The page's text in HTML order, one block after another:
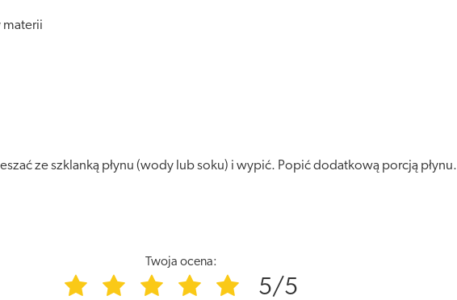
materii
ze szklanką płynu (wody lub soku) i wypić. Popić dodatkową porcją płynu.
Twoja ocena:
5/5